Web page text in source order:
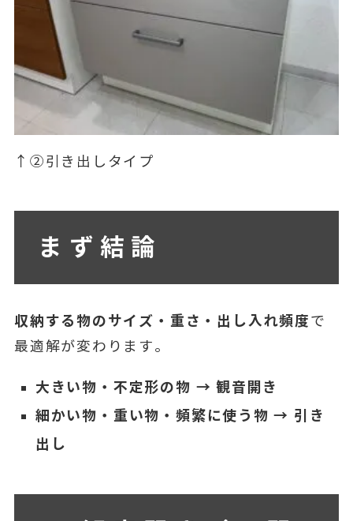
↑②引き出しタイプ
まず結論
収納する物のサイズ・重さ・出し入れ頻度で
最適解が変わります。
大きい物・不定形の物 → 観音開き
細かい物・重い物・頻繁に使う物 → 引き
出し